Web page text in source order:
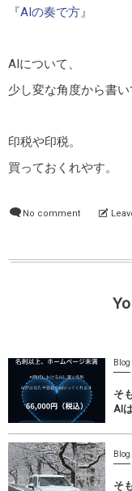
『AIの奏で方』
AIについて、
少し変な角度から書い
印税や印税。
買っておくれやす。
No comment
Blog
そ
AI
Blog
そ